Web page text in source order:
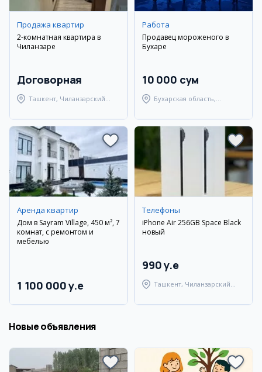
Продажа квартир
2-комнатная квартира в
Чиланзаре
Договорная
Ташкент, Чиланзарский
Работа
Продавец мороженого в
Бухаре
10 000 сум
Бухарская область,
Аренда квартир
Дом в Sayram Village, 450 м², 7
комнат, с ремонтом и
мебелью
1 100 000 y.e
Телефоны
iPhone Air 256GB Space Black
новый
990 y.e
Ташкент, Чиланзарский
Новые объявления